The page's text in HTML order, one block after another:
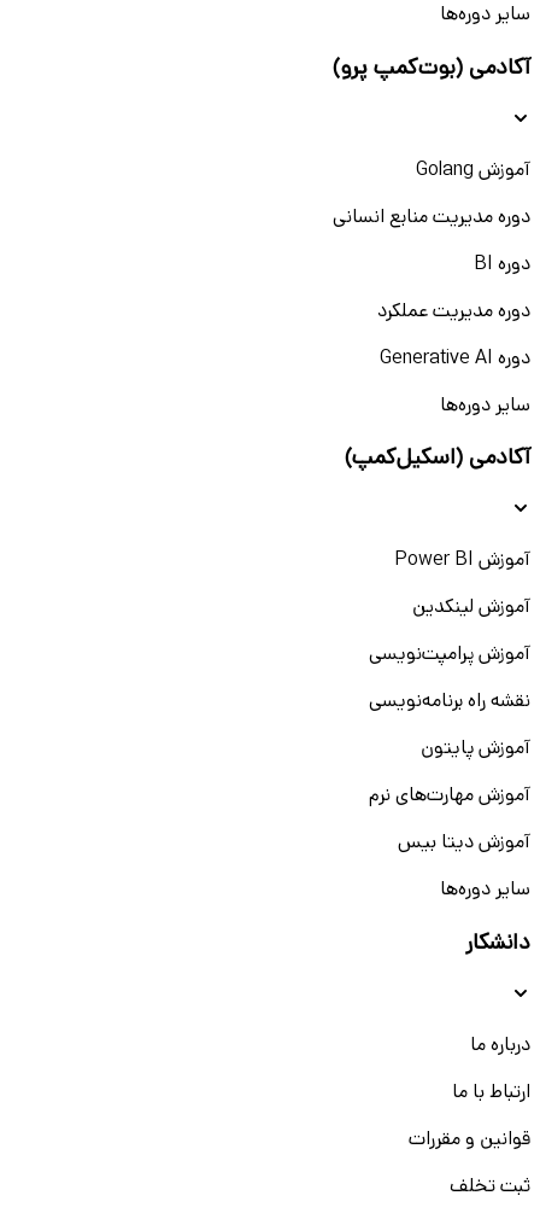
سایر دوره‌ها
آکادمی (بوت‌کمپ پرو)
آموزش Golang
دوره مدیریت منابع انسانی
دوره BI
دوره مدیریت عملکرد
دوره Generative AI
سایر دوره‌ها
آکادمی (اسکیل‌کمپ)
آموزش Power BI
آموزش لینکدین
آموزش پرامپت‌نویسی
نقشه راه برنامه‌نویسی
آموزش پایتون
آموزش مهارت‌های نرم
آموزش دیتا بیس
سایر دوره‌ها
دانشکار
درباره ما
ارتباط با ما
قوانین و مقررات
ثبت تخلف